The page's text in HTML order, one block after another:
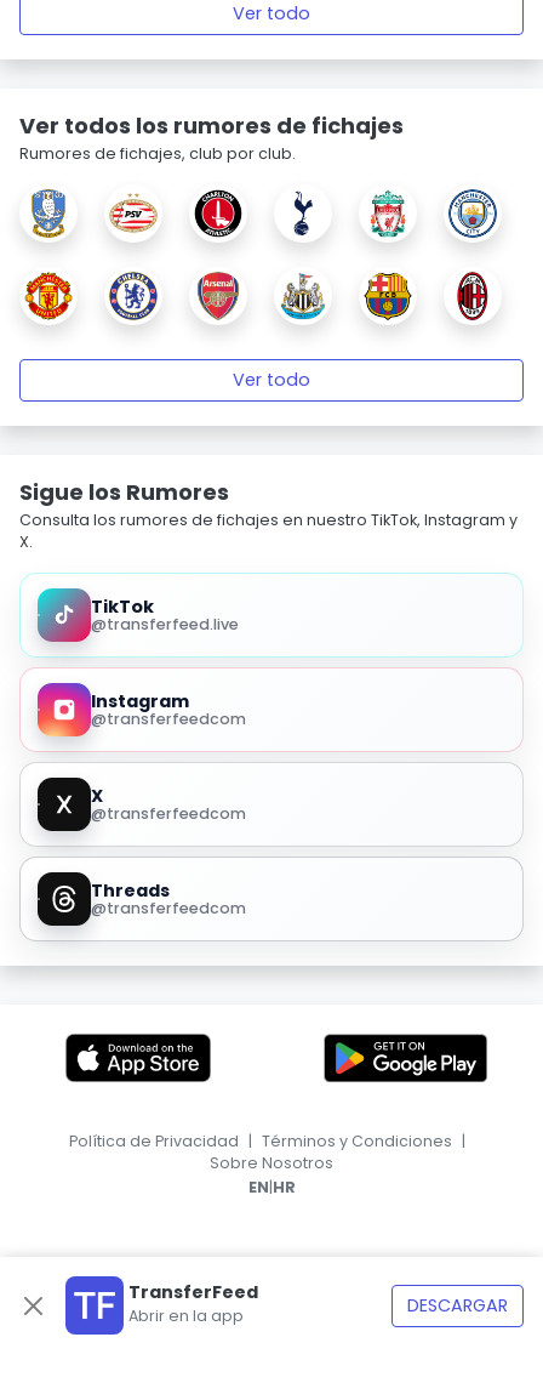
Ver todo
Ver todos los rumores de fichajes
Rumores de fichajes, club por club.
Ver todo
Sigue los Rumores
Consulta los rumores de fichajes en nuestro TikTok, Instagram y
X.
TikTok
@transferfeed.live
Instagram
@transferfeedcom
X
@transferfeedcom
Threads
@transferfeedcom
TransferFeed
Abrir en la app DESCARGAR
Política de Privacidad | Términos y Condiciones |
Sobre Nosotros
EN|HR